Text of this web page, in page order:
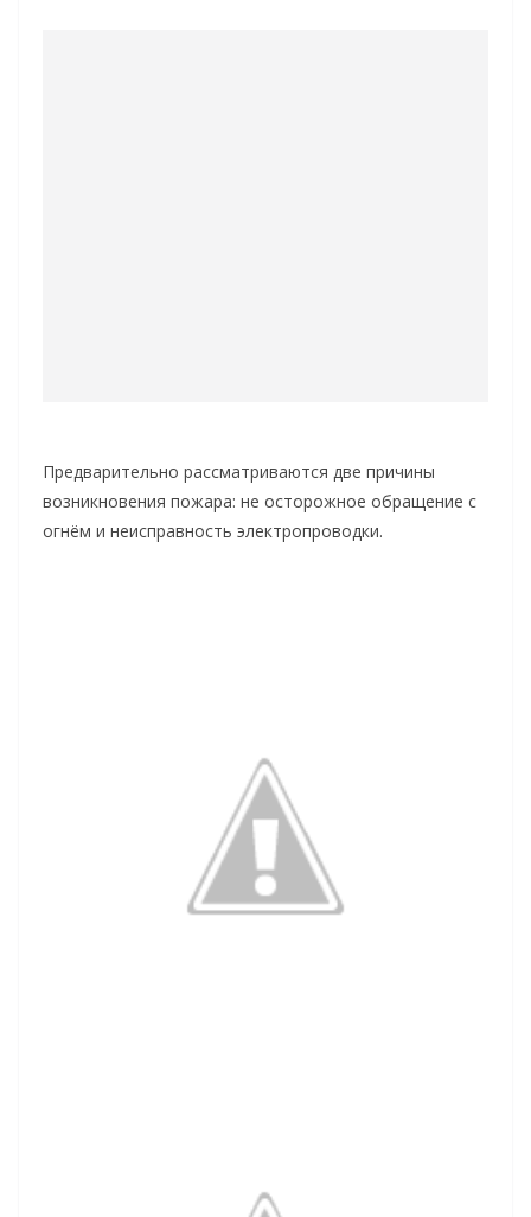
Предварительно рассматриваются две причины
возникновения пожара: не осторожное обращение с
огнём и неисправность электропроводки.